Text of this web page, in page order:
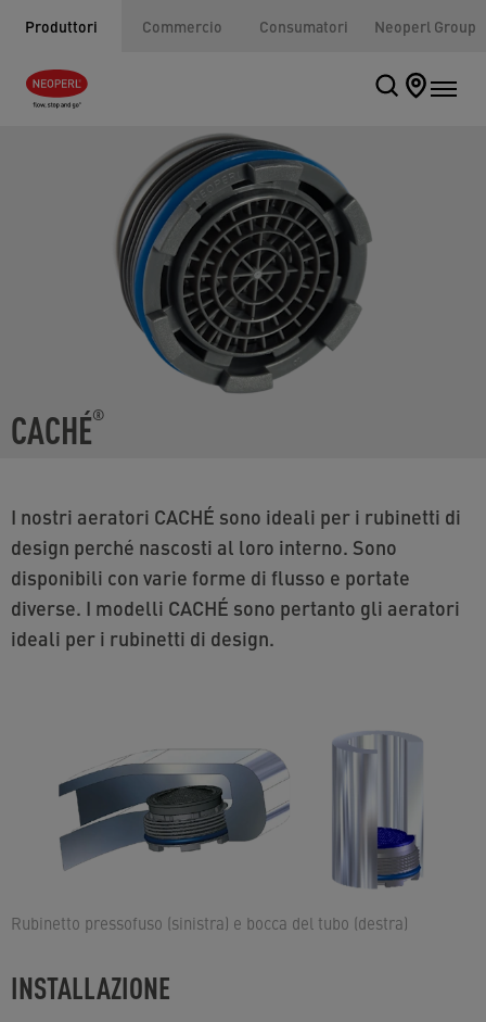
Produttori Commercio Consumatori Neoperl Group
CACHÉ®
I nostri aeratori CACHÉ sono ideali per i rubinetti di
design perché nascosti al loro interno. Sono
disponibili con varie forme di flusso e portate
diverse. I modelli CACHÉ sono pertanto gli aeratori
ideali per i rubinetti di design.
Rubinetto pressofuso (sinistra) e bocca del tubo (destra)
INSTALLAZIONE